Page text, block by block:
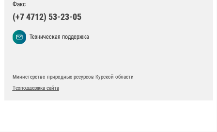
Факс
(+7 4712) 53-23-05
Техническая поддержка
Министерство природных ресурсов Курской области
Техподдержка сайта